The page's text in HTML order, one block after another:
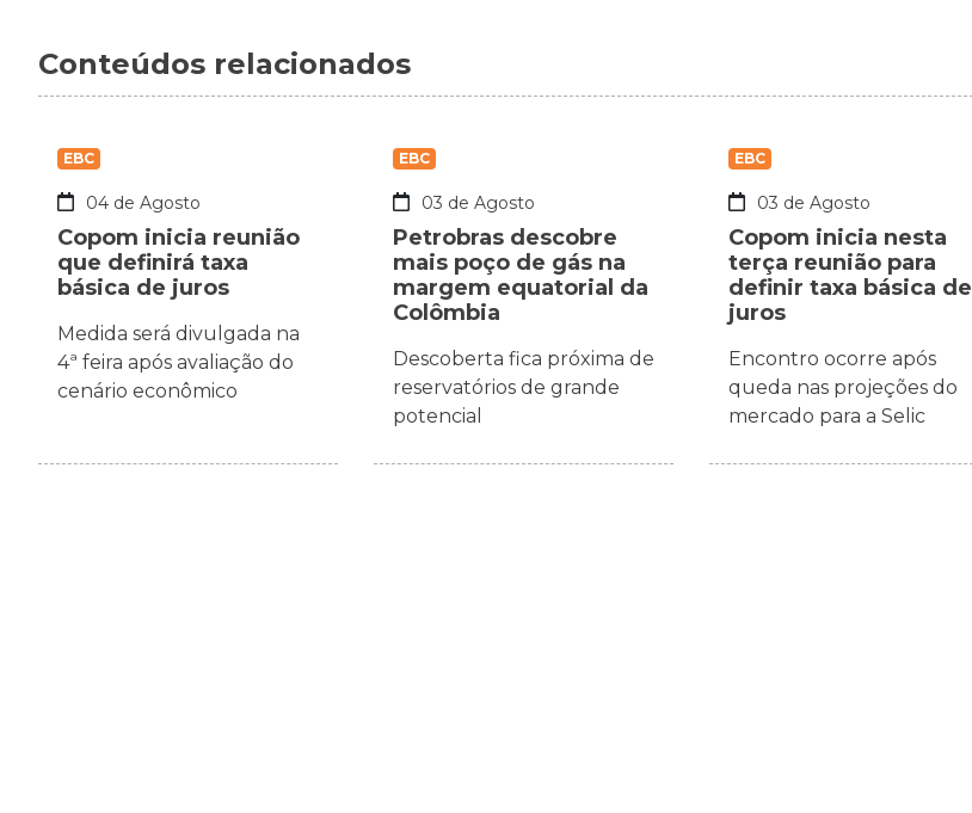
Conteúdos relacionados
EBC
04 de Agosto
Copom inicia reunião
que definirá taxa
básica de juros
Medida será divulgada na
4ª feira após avaliação do
cenário econômico
EBC
03 de Agosto
Petrobras descobre
mais poço de gás na
margem equatorial da
Colômbia
Descoberta fica próxima de
reservatórios de grande
potencial
EBC
03 de Agosto
Copom inicia nesta
terça reunião para
definir taxa básica de
juros
Encontro ocorre após
queda nas projeções do
mercado para a Selic